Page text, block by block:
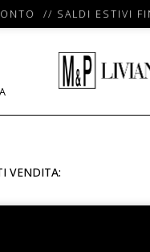
// SALDI ESTIVI
VENDITA: